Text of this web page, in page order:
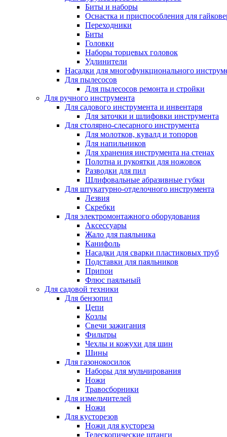
Биты и наборы
Оснастка и приспособления для
Переходники
Биты
Головки
Наборы торцевых головок
Удлинители
Насадки для многофункционального
Для пылесосов
Для пылесосов ремонта и стройки
Для ручного инструмента
Для садового инструмента и инвентаря
Для заточки и шлифовки инструмента
Для столярно-слесарного инструмента
Для молотков, кувалд и топоров
Для напильников
Для хранения инструмента на стенах
Полотна и рукоятки для ножовок
Разводки для пил
Шлифовальные абразивные губки
Для штукатурно-отделочного инструмента
Лезвия
Скребки
Для электромонтажного оборудования
Аксессуары
Жало для паяльника
Канифоль
Насадки для сварки пластиковых труб
Подставки для паяльников
Припои
Флюс паяльный
Для садовой техники
Для бензопил
Цепи
Козлы
Свечи зажигания
Фильтры
Чехлы и кожухи для шин
Шины
Для газонокосилок
Наборы для мульчирования
Ножи
Травосборники
Для измельчителей
Ножи
Для кусторезов
Ножи для кустореза
Телескопические штанги